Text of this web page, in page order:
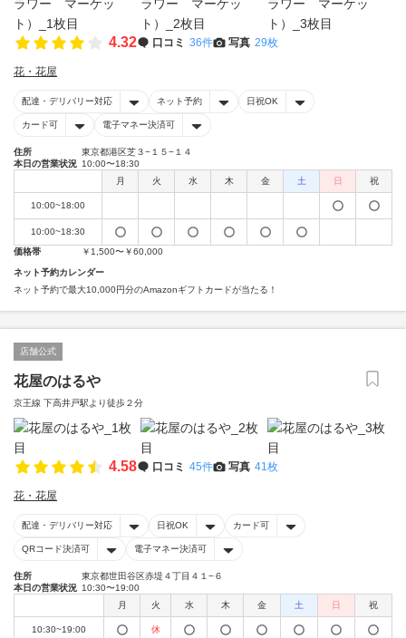
4.32 口コミ 36件 写真 29枚
花・花屋
配達・デリバリー対応 ネット予約 日祝OK
カード可 電子マネー決済可
住所
東京都港区芝３−１５−１４
本日の営業状況 10:00〜18:30
月
火 水 木 金 土 日 祝
10:00~18:00
10:00~18:30
価格帯
￥1,500〜￥60,000
ネット予約カレンダー
ネット予約で最大10,000円分のAmazonギフトカードが当たる！
店舗公式
花屋のはるや
京王線 下高井戸駅より徒歩２分
4.58 口コミ 45件 写真 41枚
花・花屋
配達・デリバリー対応 日祝OK カード可
QRコード決済可 電子マネー決済可
住所
東京都世田谷区赤堤４丁目４１−６
本日の営業状況 10:30〜19:00
月
火 水 木 金 土 日 祝
10:30~19:00
休